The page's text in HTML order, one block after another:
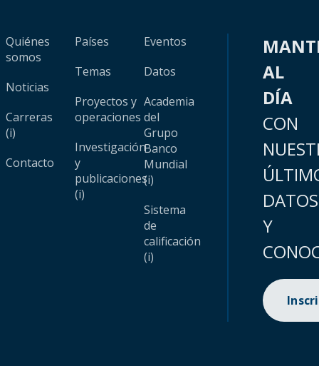
Quiénes
somos
Noticias
Carreras
(i)
Contacto
Países
Temas
Proyectos y
operaciones
Investigación
y
publicaciones
(i)
Eventos
Datos
Academia
del
Grupo
Banco
Mundial
(i)
Sistema
de
calificación
(i)
AL
DÍA
CON
DATOS
Y